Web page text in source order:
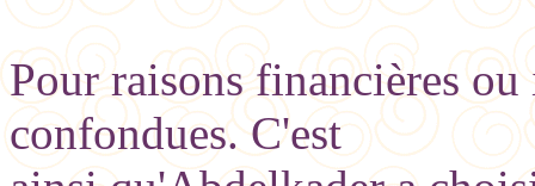
Pour raisons financières
confondues. C'est